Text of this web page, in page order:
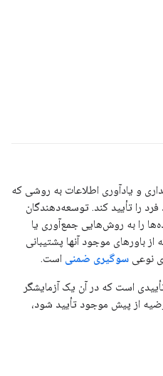
و یادآوری اطلاعات به روشی که
را تأیید کند. توسعه‌دهندگان
را به روش‌هایی جمع‌آوری یا
باورهای موجود آنها پشتیبانی
نوعی سوگیری ضمنی است.
است که در آن یک آزمایشگر
از پیش موجود تأیید شود،